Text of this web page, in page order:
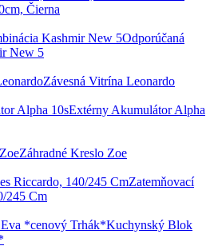
Čierna
Odporúčaná
New 5
Závesná Vitrína Leonardo
Extérny Akumulátor Alpha
Záhradné Kreslo Zoe
Zatemňovací
245 Cm
Kuchynský Blok